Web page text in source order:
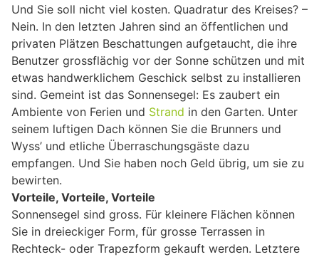
Und Sie soll nicht viel kosten. Quadratur des Kreises? –
Nein. In den letzten Jahren sind an öffentlichen und
privaten Plätzen Beschattungen aufgetaucht, die ihre
Benutzer grossflächig vor der Sonne schützen und mit
etwas handwerklichem Geschick selbst zu installieren
sind. Gemeint ist das Sonnensegel: Es zaubert ein
Ambiente von Ferien und Strand in den Garten. Unter
seinem luftigen Dach können Sie die Brunners und
Wyss’ und etliche Überraschungsgäste dazu
empfangen. Und Sie haben noch Geld übrig, um sie zu
bewirten.
Vorteile, Vorteile, Vorteile
Sonnensegel sind gross. Für kleinere Flächen können
Sie in dreieckiger Form, für grosse Terrassen in
Rechteck- oder Trapezform gekauft werden. Letztere